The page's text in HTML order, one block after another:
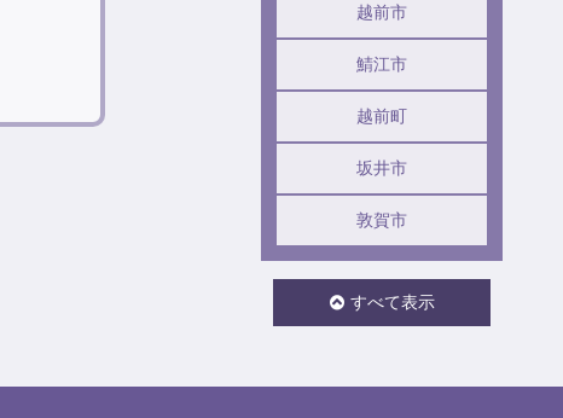
越前市
鯖江市
越前町
坂井市
敦賀市
すべて表示